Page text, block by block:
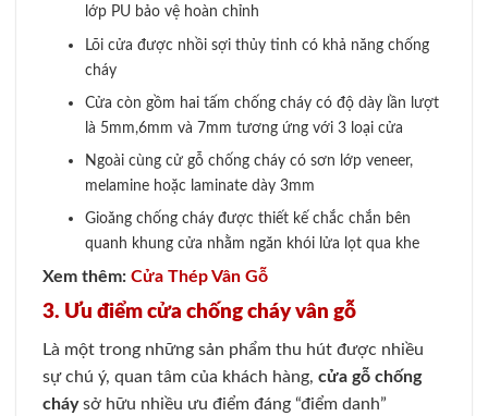
lớp PU bảo vệ hoàn chỉnh
Lõi cửa được nhồi sợi thủy tinh có khả năng chống
cháy
Cửa còn gồm hai tấm chống cháy có độ dày lần lượt
là 5mm,6mm và 7mm tương ứng với 3 loại cửa
Ngoài cùng cử gỗ chống cháy có sơn lớp veneer,
melamine hoặc laminate dày 3mm
Gioăng chống cháy được thiết kế chắc chắn bên
quanh khung cửa nhằm ngăn khói lửa lọt qua khe
Xem thêm: Cửa Thép Vân Gỗ
3. Ưu điểm cửa chống cháy vân gỗ
Là một trong những sản phẩm thu hút được nhiều
sự chú ý, quan tâm của khách hàng, cửa gỗ chống
cháysở hữu nhiều ưu điểm đáng “điểm danh”